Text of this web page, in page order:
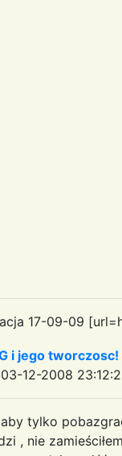
17-09-09
i jego
03-12-2008
aby tylko
, nie